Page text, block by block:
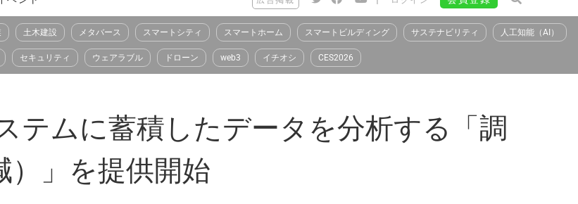
土木建設 メタバース スマートシティ スマートホーム スマートビルディング サステナビリティ 人工知能（AI）
セキュリティ ウェアラブル ドローン web3 イチオシ CES2026
テムに蓄積したデータを分析する「調
）」を提供開始